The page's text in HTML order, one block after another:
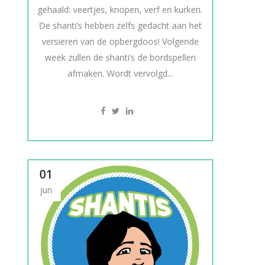
gehaald: veertjes, knopen, verf en kurken.
De shanti’s hebben zelfs gedacht aan het
versieren van de opbergdoos! Volgende
week zullen de shanti’s de bordspellen
afmaken. Wordt vervolgd...
01
jun